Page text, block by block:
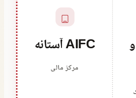
AIFC آستانه
مرکز مالی